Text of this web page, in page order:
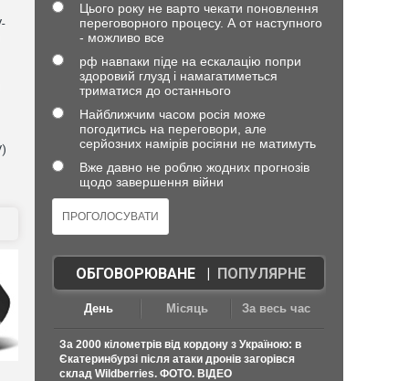
Цього року не варто чекати поновлення
переговорного процесу. А от наступного
- можливо все
рф навпаки піде на ескалацію попри
здоровий глузд і намагатиметься
триматися до останнього
Найближчим часом росія може
погодитись на переговори, але
серйозних намірів росіяни не матимуть
Вже давно не роблю жодних прогнозів
щодо завершення війни
ОБГОВОРЮВАНЕ| ПОПУЛЯРНЕ
День Місяць За весь час
За 2000 кілометрів від кордону з Україною: в
Єкатеринбурзі після атаки дронів загорівся
склад Wildberries. ФОТО. ВІДЕО